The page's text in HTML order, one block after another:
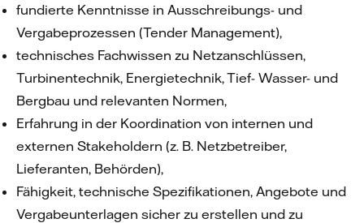
fundierte Kenntnisse in Ausschreibungs- und
Vergabeprozessen (Tender Management),
technisches Fachwissen zu Netzanschlüssen,
Turbinentechnik, Energietechnik, Tief- Wasser- und
Bergbau und relevanten Normen,
Erfahrung in der Koordination von internen und
externen Stakeholdern (z. B. Netzbetreiber,
Lieferanten, Behörden),
Fähigkeit, technische Spezifikationen, Angebote und
Vergabeunterlagen sicher zu erstellen und zu